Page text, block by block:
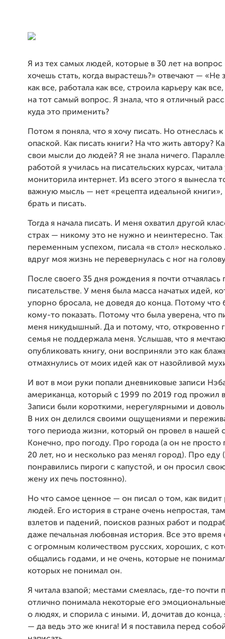
Я из тех самых людей, которые в 30 лет на
хочешь стать, когда вырастешь?» отвечают — «Не
как все, работала как все, строила карьеру как
на тот самый вопрос. Я знала, что я отличный
куда это применить?
Потом я поняла, что я хочу писать. Но отнеслась
опаской. Как писать книги? На что жить автору?
свои мысли до людей? Я не знала ничего.
работой я училась на писательских курсах,
мониторила интернет. Из всего этого я вынесла
важную мысль — нет «рецепта идеальной книги»,
брать и писать.
Тогда я начала писать. И меня охватил другой
страх — никому это не нужно и неинтересно. Так
переменным успехом, писала «в стол» несколько
вдруг моя жизнь не перевернулась с ног на
После своего 35 дня рождения я почти отчаялась
писательстве. У меня была масса начатых идей,
упорно бросала, не доведя до конца. Потому что
кому-то показать. Потому что была уверена, что
меня никудышный. Да и потому, что, откровенно
семья не поддержала меня. Услышав, что я
опубликовать книгу, они восприняли это как
отмахнулись от моих идей как от назойливой
И вот в мои руки попали дневниковые записи
американца, который с 1999 по 2019 год прожил
Записи были короткими, нерегулярными и
В них он делился своими ощущениями и
того периода жизни, который он провел в нашей
Конечно, про погоду. Про города (а он не просто
20 лет, но и несколько раз менял город). Про еду
понравились пироги с капустой, и он просил
жену их печь постоянно).
Но что самое ценное — он писал о том, как видит
людей. Его история в стране очень непростая,
взлетов и падений, поисков разных работ и
даже печальная любовная история. Все это время
с огромным количеством русских, хороших, с
общались годами, и не очень, которые не
которых не понимал он.
Я читала взапой; местами смеялась, где-то почти
отлично понимала некоторые его
о людях, и спорила с иными. И, дочитав до конца,
— да ведь это же книга! И я поставила перед